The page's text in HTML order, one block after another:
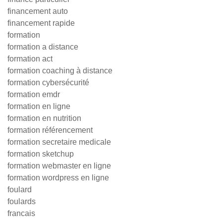
financement auto
financement rapide
formation
formation a distance
formation act
formation coaching à distance
formation cybersécurité
formation emdr
formation en ligne
formation en nutrition
formation référencement
formation secretaire medicale
formation sketchup
formation webmaster en ligne
formation wordpress en ligne
foulard
foulards
francais